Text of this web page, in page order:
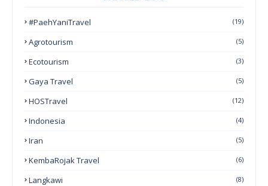
#PaehYaniTravel (19)
Agrotourism (5)
Ecotourism (3)
Gaya Travel (5)
HOSTravel (12)
Indonesia (4)
Iran (5)
KembaRojak Travel (6)
Langkawi (8)